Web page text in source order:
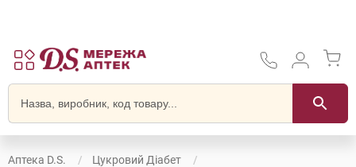
Аптека D.S.
Цукровий Діабет